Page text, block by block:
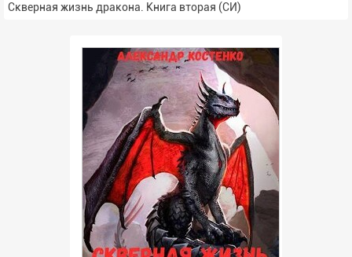
Скверная жизнь дракона. Книга вторая (СИ)